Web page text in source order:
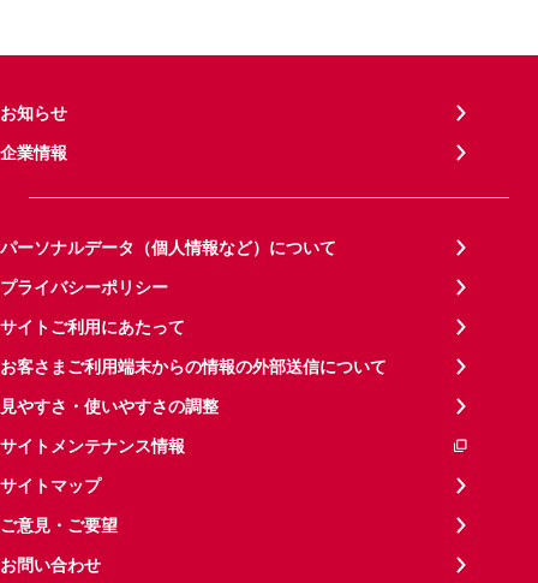
お知らせ
企業情報
パーソナルデータ（個人情報など）について
プライバシーポリシー
サイトご利用にあたって
お客さまご利用端末からの情報の外部送信について
見やすさ・使いやすさの調整
サイトメンテナンス情報
サイトマップ
ご意見・ご要望
お問い合わせ